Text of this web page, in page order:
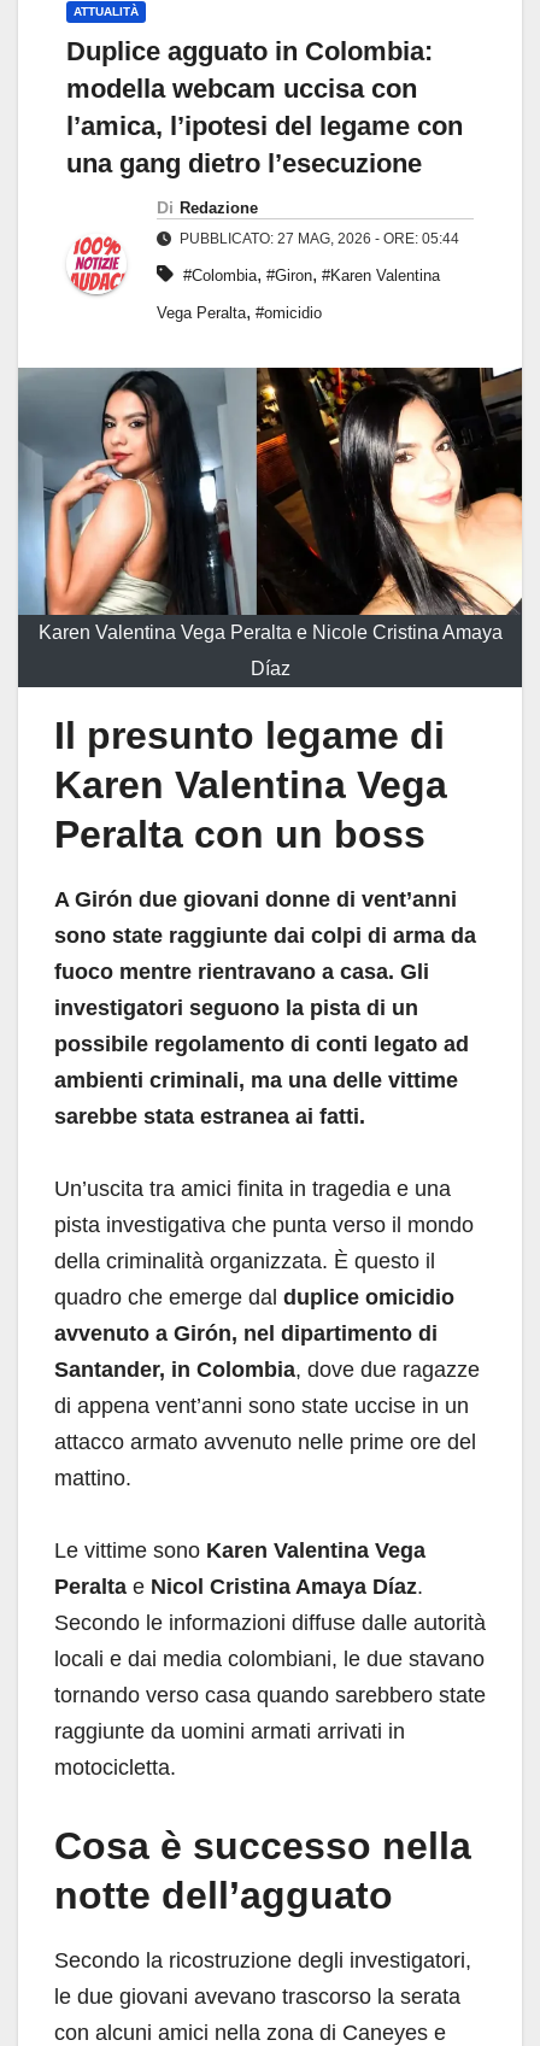
ATTUALITÀ
Duplice agguato in Colombia:
modella webcam uccisa con
l’amica, l’ipotesi del legame con
una gang dietro l’esecuzione
Di Redazione
PUBBLICATO: 27 MAG, 2026 - ORE: 05:44
#Colombia, #Giron, #Karen Valentina
Vega Peralta, #omicidio
Karen Valentina Vega Peralta e Nicole Cristina Amaya
Díaz
Il presunto legame di
Karen Valentina Vega
Peralta con un boss
A Girón due giovani donne di vent’anni
sono state raggiunte dai colpi di arma da
fuoco mentre rientravano a casa. Gli
investigatori seguono la pista di un
possibile regolamento di conti legato ad
ambienti criminali, ma una delle vittime
sarebbe stata estranea ai fatti.
Un’uscita tra amici finita in tragedia e una
pista investigativa che punta verso il mondo
della criminalità organizzata. È questo il
quadro che emerge dal duplice omicidio
avvenuto a Girón, nel dipartimento di
Santander, in Colombia, dove due ragazze
di appena vent’anni sono state uccise in un
attacco armato avvenuto nelle prime ore del
mattino.
Le vittime sono Karen Valentina Vega
Peralta e Nicol Cristina Amaya Díaz.
Secondo le informazioni diffuse dalle autorità
locali e dai media colombiani, le due stavano
tornando verso casa quando sarebbero state
raggiunte da uomini armati arrivati in
motocicletta.
Cosa è successo nella
notte dell’agguato
Secondo la ricostruzione degli investigatori,
le due giovani avevano trascorso la serata
con alcuni amici nella zona di Caneyes e